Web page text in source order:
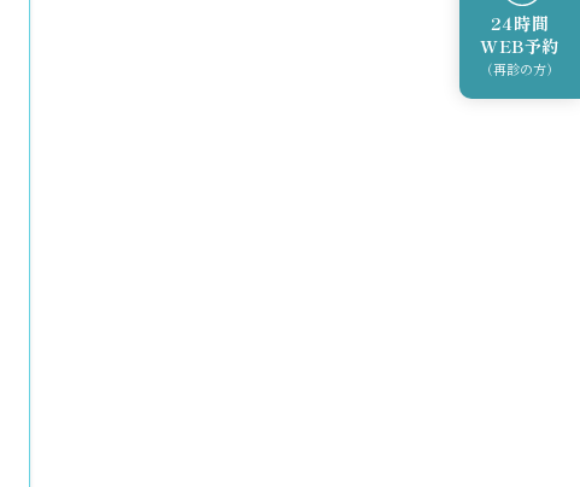
24時間
WEB予約
（再診の方）